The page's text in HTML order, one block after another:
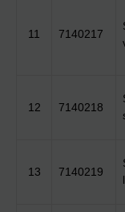
11 7140217
12 7140218
13 7140219